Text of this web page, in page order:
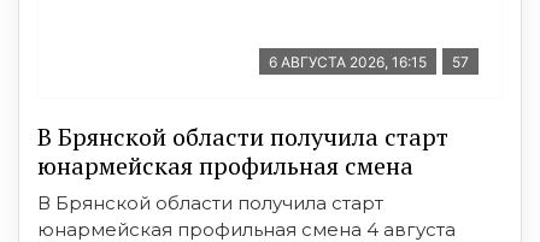
6 АВГУСТА 2026, 16:15 57
В Брянской области получила старт
юнармейская профильная смена
В Брянской области получила старт
юнармейская профильная смена 4 августа